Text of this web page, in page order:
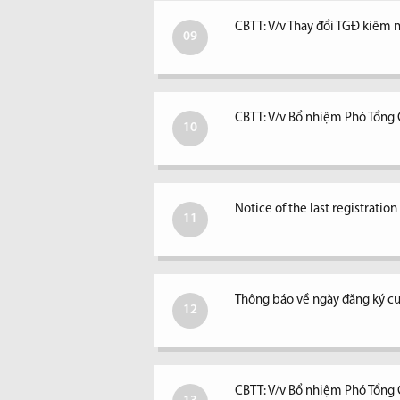
09
CBTT: V/v Thay đổi TGĐ
10
CBTT: V/v Bổ nhiệm Phó
11
Notice of the last
12
Thông báo về ngày đăng ký
CBTT: V/v Bổ nhiệm Phó